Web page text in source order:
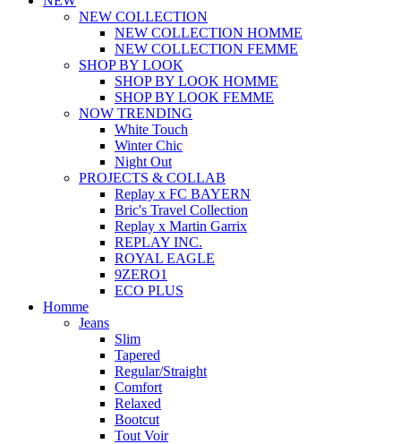
NEW COLLECTION
NEW COLLECTION HOMME
NEW COLLECTION FEMME
SHOP BY LOOK
SHOP BY LOOK HOMME
SHOP BY LOOK FEMME
NOW TRENDING
White Touch
Winter Chic
Night Out
PROJECTS & COLLAB
Replay x FC BAYERN
Bric's Travel Collection
Replay x Martin Garrix
REPLAY INC.
ROYAL EAGLE
9ZERO1
ECO PLUS
Homme
Jeans
Slim
Tapered
Regular/Straight
Comfort
Relaxed
Bootcut
Tout Voir